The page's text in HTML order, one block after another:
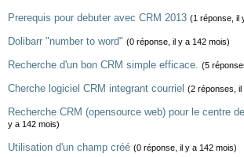
Prerequis pour debuter avec CRM 2013 (1 réponse, il
Dolibarr "number to word" (0 réponse, il y a 142 mois)
Recherche d'un bon CRM simple efficace. (5
Cherche logiciel CRM integrant courriel (2 réponses, il
Recherche CRM (opensource web) pour le centre
y a 142 mois)
Utilisation d'un champ créé (0 réponse, il y a 142 mois)